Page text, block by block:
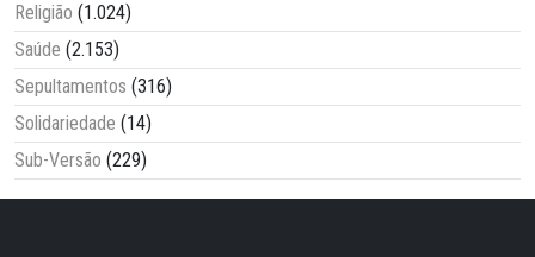
Religião (1.024)
Saúde (2.153)
Sepultamentos (316)
Solidariedade (14)
Sub-Versão (229)